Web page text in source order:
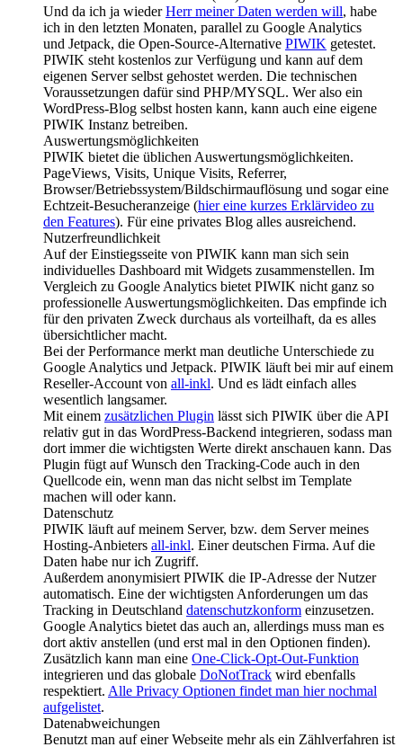
Und da ich ja wiederHerr meiner Daten werden will, habe
ich in den letzten Monaten, parallel zu Google Analytics
und Jetpack, die Open-Source-Alternative PIWIK getestet.
PIWIK steht kostenlos zur Verfügung und kann auf dem
eigenen Server selbst gehostet werden. Die technischen
Voraussetzungen dafür sind PHP/MYSQL. Wer also ein
WordPress-Blog selbst hosten kann, kann auch eine eigene
PIWIK Instanz betreiben.
Auswertungsmöglichkeiten
PIWIK bietet die üblichen Auswertungsmöglichkeiten.
PageViews, Visits, Unique Visits, Referrer,
Browser/Betriebssystem/Bildschirmauflösung und sogar eine
Echtzeit-Besucheranzeige (hier eine kurzes Erklärvideo zu
den Features). Für eine privates Blog alles ausreichend.
Nutzerfreundlichkeit
Auf der Einstiegsseite von PIWIK kann man sich sein
individuelles Dashboard mit Widgets zusammenstellen. Im
Vergleich zu Google Analytics bietet PIWIK nicht ganz so
professionelle Auswertungsmöglichkeiten. Das empfinde ich
für den privaten Zweck durchaus als vorteilhaft, da es alles
übersichtlicher macht.
Bei der Performance merkt man deutliche Unterschiede zu
Google Analytics und Jetpack. PIWIK läuft bei mir auf einem
Reseller-Account von all-inkl. Und es lädt einfach alles
wesentlich langsamer.
Mit einem zusätzlichen Plugin lässt sich PIWIK über die API
relativ gut in das WordPress-Backend integrieren, sodass man
dort immer die wichtigsten Werte direkt anschauen kann. Das
Plugin fügt auf Wunsch den Tracking-Code auch in den
Quellcode ein, wenn man das nicht selbst im Template
machen will oder kann.
Datenschutz
PIWIK läuft auf meinem Server, bzw. dem Server meines
Hosting-Anbieters all-inkl. Einer deutschen Firma. Auf die
Daten habe nur ich Zugriff.
Außerdem anonymisiert PIWIK die IP-Adresse der Nutzer
automatisch. Eine der wichtigsten Anforderungen um das
Tracking in Deutschland datenschutzkonform einzusetzen.
Google Analytics bietet das auch an, allerdings muss man es
dort aktiv anstellen (und erst mal in den Optionen finden).
Zusätzlich kann man eine One-Click-Opt-Out-Funktion
integrieren und das globale DoNotTrack wird ebenfalls
respektiert. Alle Privacy Optionen findet man hier nochmal
aufgelistet.
Datenabweichungen
Benutzt man auf einer Webseite mehr als ein Zählverfahren ist